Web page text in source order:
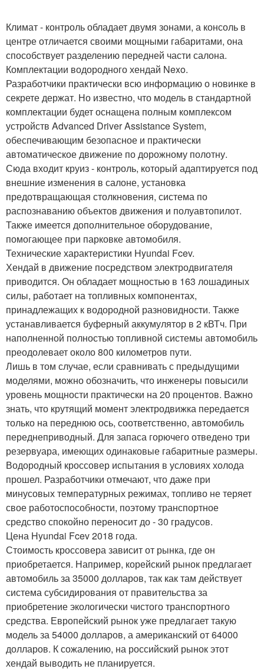
Климат - контроль обладает двумя зонами, а консоль в
центре отличается своими мощными габаритами, она
способствует разделению передней части салона.
Комплектации водородного хендай Nexo.
Разработчики практически всю информацию о новинке в
секрете держат. Но известно, что модель в стандартной
комплектации будет оснащена полным комплексом
устройств Advanced Driver Assistance System,
обеспечивающим безопасное и практически
автоматическое движение по дорожному полотну.
Сюда входит круиз - контроль, который адаптируется под
внешние изменения в салоне, установка
предотвращающая столкновения, система по
распознаванию объектов движения и полуавтопилот.
Также имеется дополнительное оборудование,
помогающее при парковке автомобиля.
Технические характеристики Hyundai Fcev.
Хендай в движение посредством электродвигателя
приводится. Он обладает мощностью в 163 лошадиных
силы, работает на топливных компонентах,
принадлежащих к водородной разновидности. Также
устанавливается буферный аккумулятор в 2 кВТч. При
наполненной полностью топливной системы автомобиль
преодолевает около 800 километров пути.
Лишь в том случае, если сравнивать с предыдущими
моделями, можно обозначить, что инженеры повысили
уровень мощности практически на 20 процентов. Важно
знать, что крутящий момент электродвижка передается
только на переднюю ось, соответственно, автомобиль
переднеприводный. Для запаса горючего отведено три
резервуара, имеющих одинаковые габаритные размеры.
Водородный кроссовер испытания в условиях холода
прошел. Разработчики отмечают, что даже при
минусовых температурных режимах, топливо не теряет
свое работоспособности, поэтому транспортное
средство спокойно переносит до - 30 градусов.
Цена Hyundai Fcev 2018 года.
Стоимость кроссовера зависит от рынка, где он
приобретается. Например, корейский рынок предлагает
автомобиль за 35000 долларов, так как там действует
система субсидирования от правительства за
приобретение экологически чистого транспортного
средства. Европейский рынок уже предлагает такую
модель за 54000 долларов, а американский от 64000
долларов. К сожалению, на российский рынок этот
хендай выводить не планируется.